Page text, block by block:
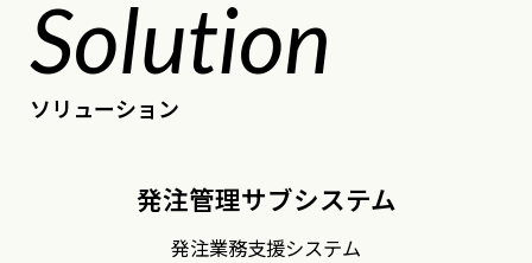
Solution
ソリューション
発注管理サブシステム
発注業務支援システム